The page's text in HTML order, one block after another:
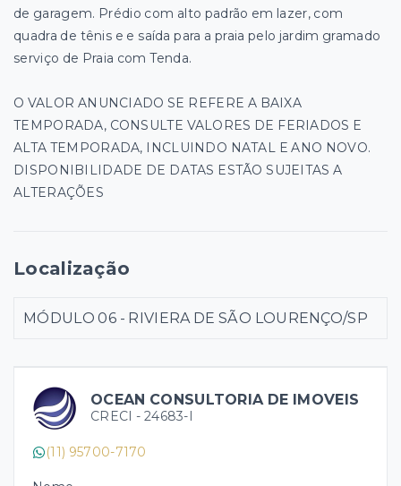
OCEAN CONSULTORIA DE IMOVEIS
CRECI - 24683-I
(11) 95700-7170
de garagem. Prédio com alto padrão em lazer, com
quadra de tênis e e saída para a praia pelo jardim gramado
serviço de Praia com Tenda.
O VALOR ANUNCIADO SE REFERE A BAIXA
TEMPORADA, CONSULTE VALORES DE FERIADOS E
ALTA TEMPORADA, INCLUINDO NATAL E ANO NOVO.
DISPONIBILIDADE DE DATAS ESTÃO SUJEITAS A
ALTERAÇÕES
Localização
MÓDULO 06 - RIVIERA DE SÃO LOURENÇO/SP